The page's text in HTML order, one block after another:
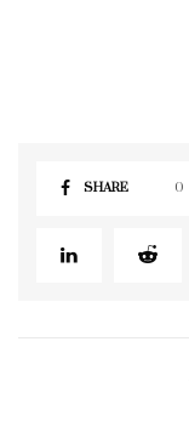
SHARE 0